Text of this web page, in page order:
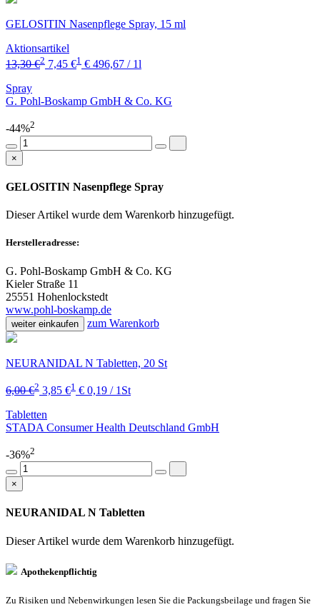
GELOSITIN Nasenpflege Spray, 15 ml
Aktionsartikel
13,30 €2 7,45 €1 € 496,67 / 1l
Spray
G. Pohl-Boskamp GmbH & Co. KG
-44%2
×
GELOSITIN Nasenpflege Spray
Dieser Artikel wurde dem Warenkorb hinzugefügt.
Herstelleradresse:
G. Pohl-Boskamp GmbH & Co. KG
Kieler Straße 11
25551 Hohenlockstedt
www.pohl-boskamp.de
weiter einkaufen zum Warenkorb
NEURANIDAL N Tabletten, 20 St
6,00 €2 3,85 €1 € 0,19 / 1St
Tabletten
STADA Consumer Health Deutschland GmbH
-36%2
×
NEURANIDAL N Tabletten
Dieser Artikel wurde dem Warenkorb hinzugefügt.
Apothekenpflichtig
Zu Risiken und Nebenwirkungen lesen Sie die Packungsbeilage und fragen Sie